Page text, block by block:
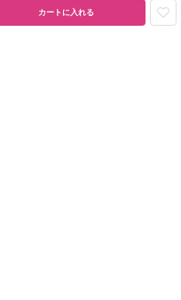
カートに入れる